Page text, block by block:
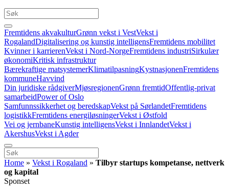
Fremtidens akvakulturGrønn vekst i VestVekst i
RogalandDigitalisering og kunstig intelligensFremtidens mobilitet
Kvinner i karrierenVekst i Nord-NorgeFremtidens industriSirkulær
økonomiKritisk infrastruktur
Bærekraftige matsystemerKlimatilpasningKystnasjonenFremtidens
kommuneHavvind
Din juridiske rådgiverMjøsregionenGrønn fremtidOffentlig-privat
samarbeidPower of Oslo
Samfunnssikkerhet og beredskapVekst på SørlandetFremtidens
logistikkFremtidens energiløsningerVekst i Østfold
Vei og jernbaneKunstig intelligensVekst i InnlandetVekst i
AkershusVekst i Agder
Home » Vekst i Rogaland » Tilbyr startups kompetanse, nettverk
og kapital
Sponset